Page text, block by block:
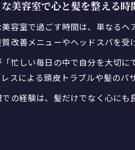
美容室で心と髪を整える時
容室で過ごす時間は、単なる
改善メニューやヘッドスパを受
忙しい毎日の中で自分を大切
スによる頭皮トラブルや髪のパ
の経験は、髪だけでなく心に